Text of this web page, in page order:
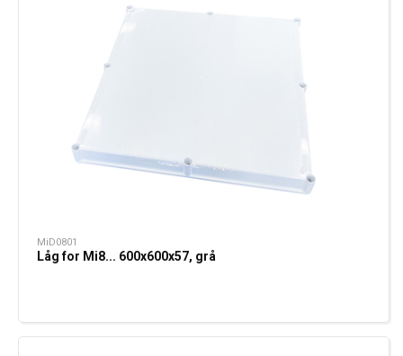
MiD0801
Låg for Mi8... 600x600x57, grå